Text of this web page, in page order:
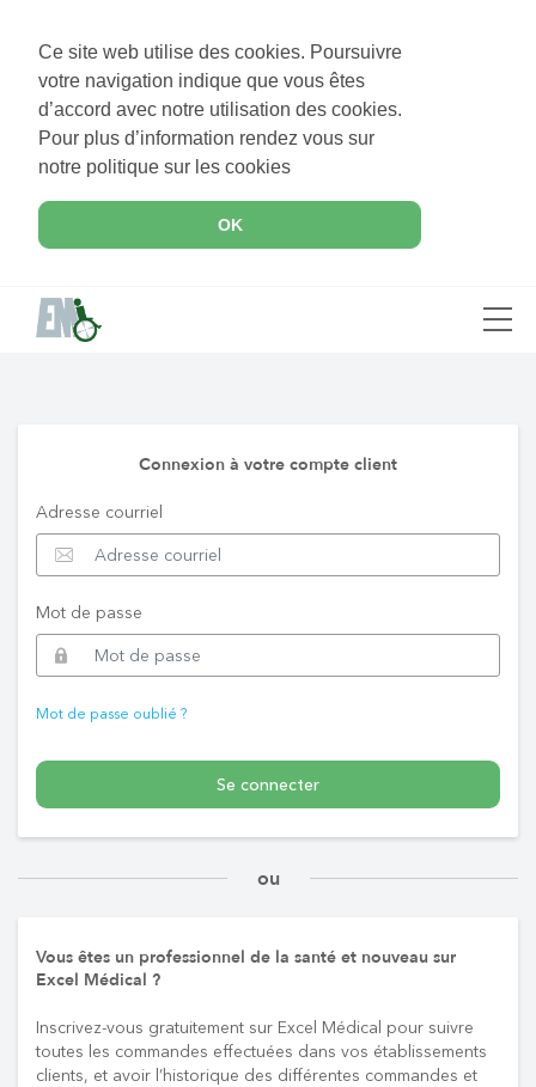
Ce site web utilise des cookies. Poursuivre
votre navigation indique que vous êtes
d’accord avec notre utilisation des cookies.
Pour plus d’information rendez vous sur
notre politique sur les cookies
OK
Connexion à votre compte client
Adresse courriel
Mot de passe
Mot de passe oublié ?
Se connecter
ou
Vous êtes un professionnel de la santé et nouveau sur
Excel Médical ?
Inscrivez-vous gratuitement sur Excel Médical pour suivre
toutes les commandes effectuées dans vos établissements
clients, et avoir l’historique des différentes commandes et